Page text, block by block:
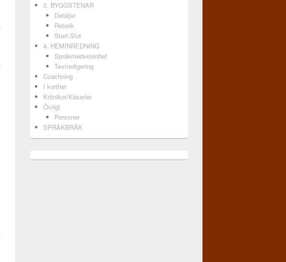
3. BYGGSTENAR
Detaljer
Retorik
Start-Slut
4. HEMINREDNING
Språkmedvetenhet
Textredigering
Coachning
I korthet
Krönikor/Kåserier
Övrigt
Personer
SPRÅKBRÅK